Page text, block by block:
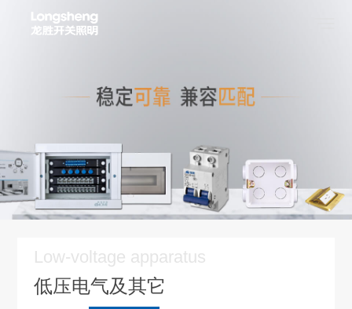
Low-voltage apparatus
低压电气及其它